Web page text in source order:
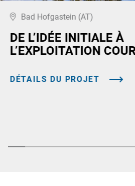
Bad Hofgastein (AT)
DE L’IDÉE INITIALE À
L’EXPLOITATION
DÉTAILS DU PROJET